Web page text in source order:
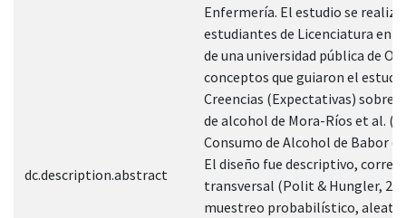
dc.description.abstract
Enfermería. El estudio se realizó
estudiantes de Licenciatura en
de una universidad pública de
conceptos que guiaron el
Creencias (Expectativas) sobre
de alcohol de Mora-Ríos et al.
Consumo de Alcohol de Babor
El diseño fue descriptivo,
transversal (Polit & Hungler,
muestreo probabilístico,